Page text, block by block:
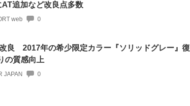
追加など改良点多数
web 0
改良 2017年の希少限定カラー『ソリッドグレー』復
の質感向上
JAPAN 0